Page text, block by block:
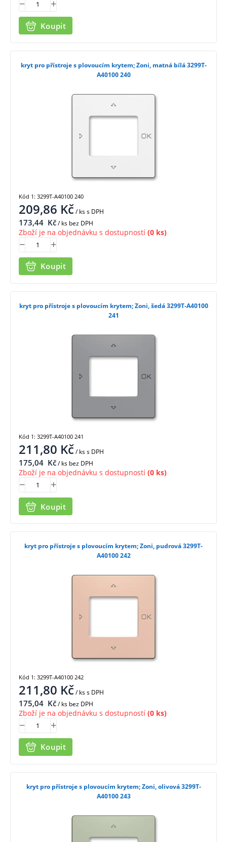
Koupit
kryt pro přístroje s plovoucím krytem; Zoni, matná bílá 3299T-
A40100 240
209,86 Kč/ kss DPH
173,44 Kč/ ks bez DPH
Zboží je na objednávku s dostupností (0 ks)
Koupit
Kód 1: 3299T-A40100 240
kryt pro přístroje s plovoucím krytem; Zoni, šedá 3299T-A40100
241
211,80 Kč/ kss DPH
175,04 Kč/ ks bez DPH
Zboží je na objednávku s dostupností (0 ks)
Koupit
Kód 1: 3299T-A40100 241
kryt pro přístroje s plovoucím krytem; Zoni, pudrová 3299T-
A40100 242
211,80 Kč/ kss DPH
175,04 Kč/ ks bez DPH
Zboží je na objednávku s dostupností (0 ks)
Koupit
Kód 1: 3299T-A40100 242
kryt pro přístroje s plovoucím krytem; Zoni, olivová 3299T-
A40100 243